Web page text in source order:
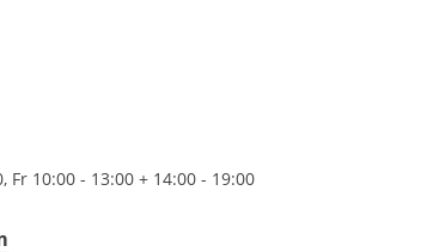
Fr 10:00 - 13:00 + 14:00 - 19:00​